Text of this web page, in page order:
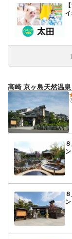
高崎 京ヶ島天然温